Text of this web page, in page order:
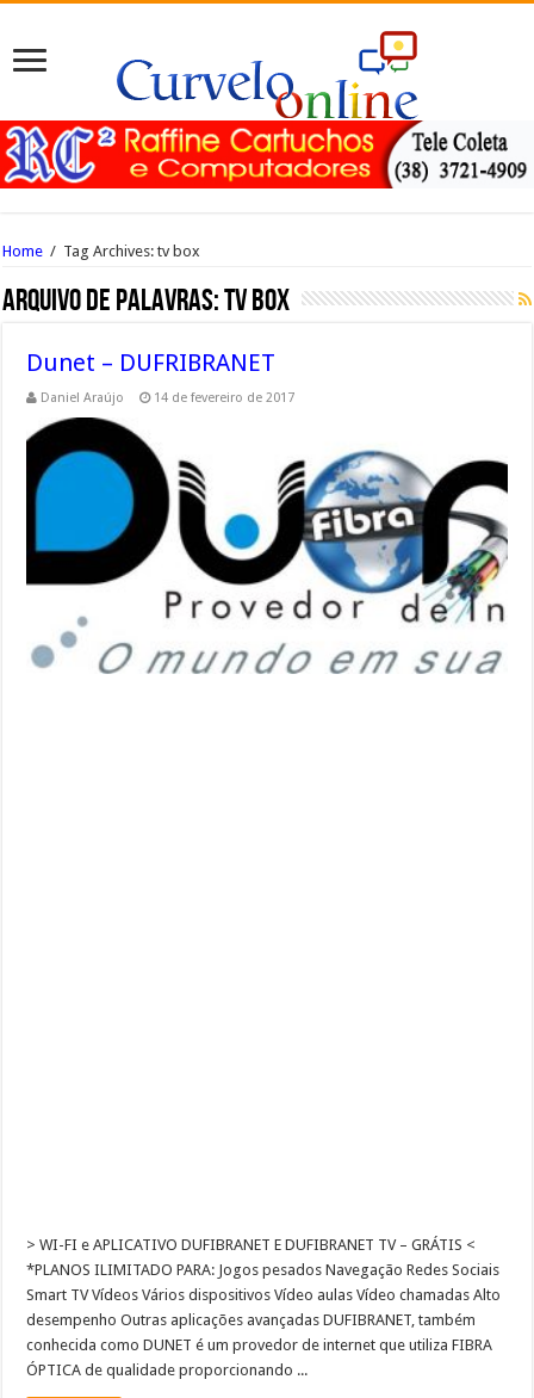
Home / Tag Archives: tv box
Arquivo de palavras:tv box
Dunet – DUFRIBRANET
Daniel Araújo 14 de fevereiro de 2017
> WI-FI e APLICATIVO DUFIBRANET E DUFIBRANET TV – GRÁTIS <
*PLANOS ILIMITADO PARA: Jogos pesados Navegação Redes Sociais
Smart TV Vídeos Vários dispositivos Vídeo aulas​ Vídeo chamadas Alto
desempenho Outras aplicações avançadas DUFIBRANET, também
conhecida como DUNET é um provedor de internet que utiliza FIBRA
ÓPTICA de qualidade proporcionando ...